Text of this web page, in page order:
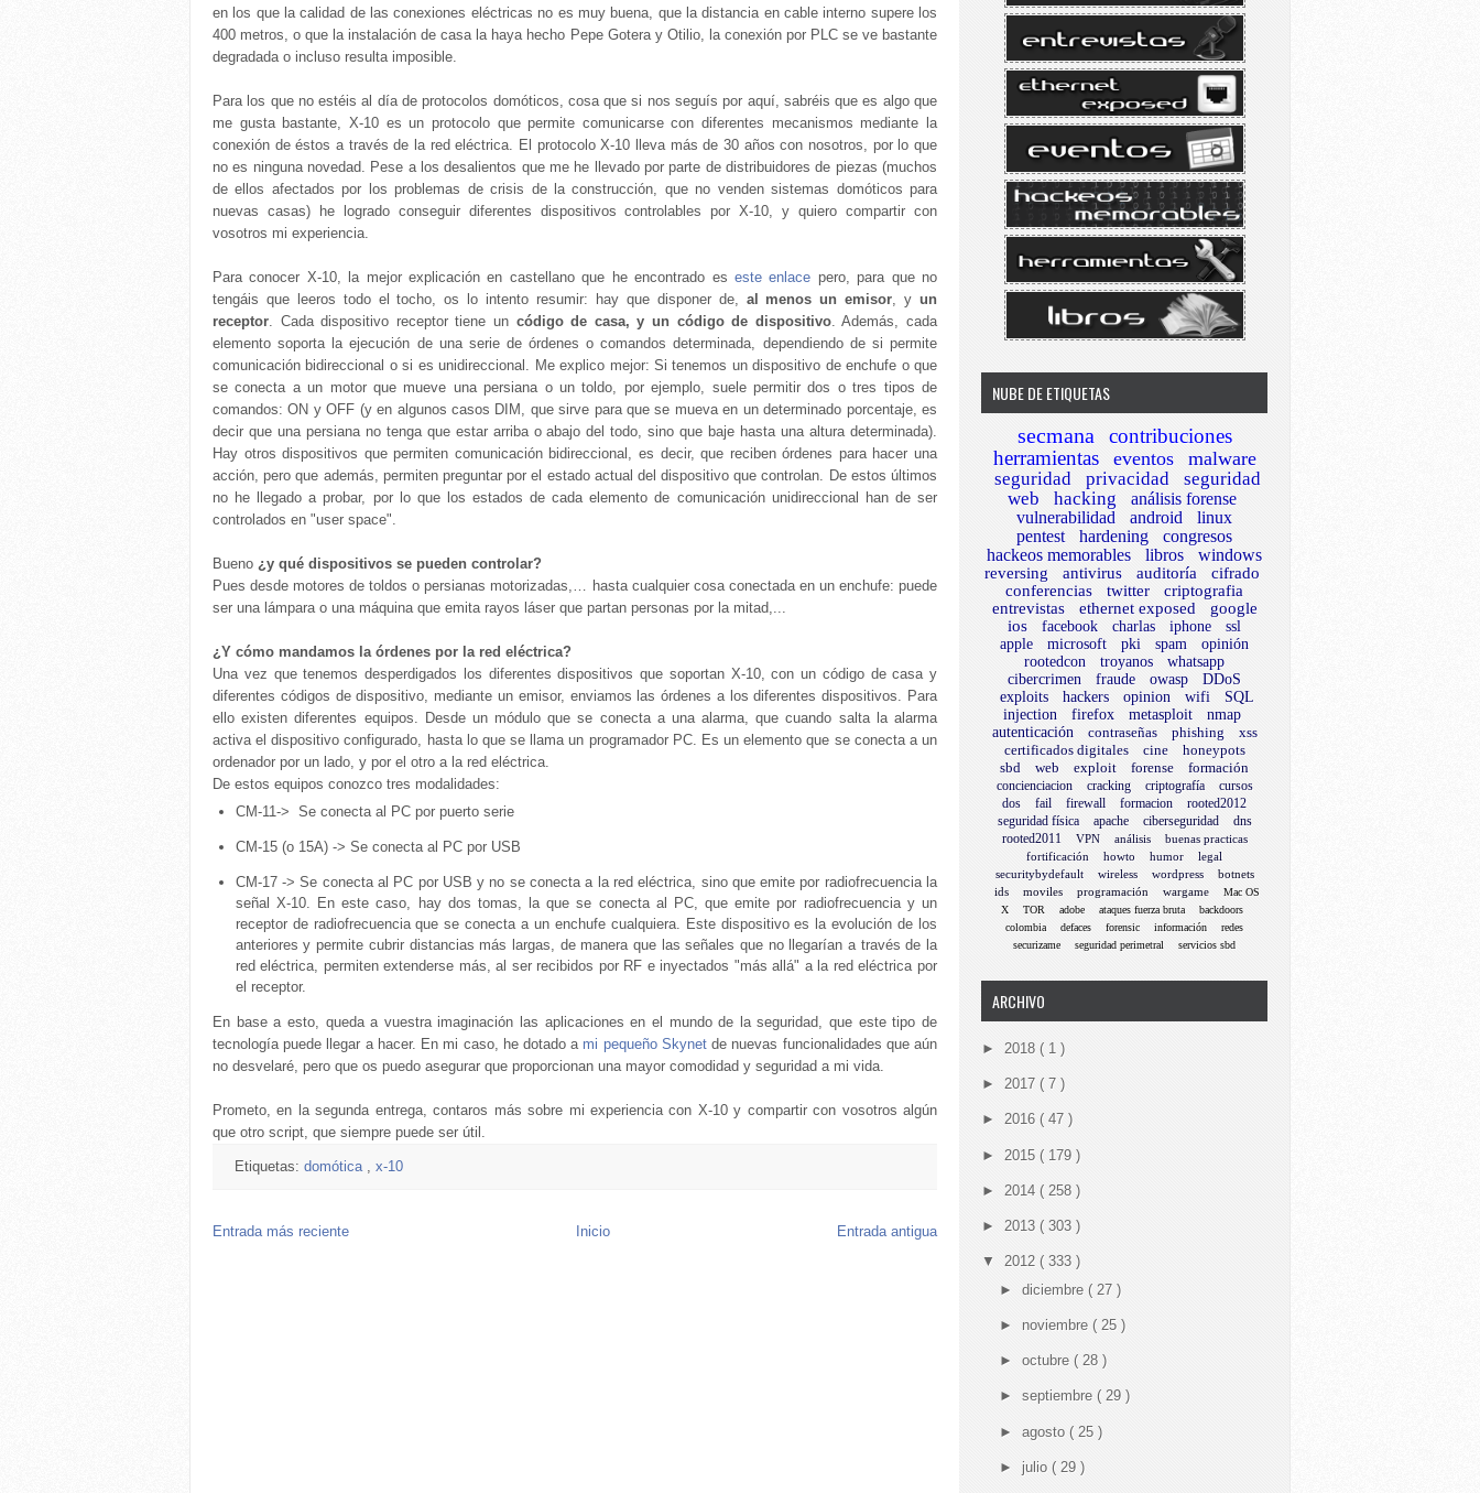
en los que la calidad de las conexiones eléctricas no es muy buena, que la distancia en cable interno supere los
400 metros, o que la instalación de casa la haya hecho Pepe Gotera y Otilio, la conexión por PLC se ve bastante
degradada o incluso resulta imposible.
Para los que no estéis al día de protocolos domóticos, cosa que si nos seguís por aquí, sabréis que es algo que
me gusta bastante, X-10 es un protocolo que permite comunicarse con diferentes mecanismos mediante la
conexión de éstos a través de la red eléctrica. El protocolo X-10 lleva más de 30 años con nosotros, por lo que
no es ninguna novedad. Pese a los desalientos que me he llevado por parte de distribuidores de piezas (muchos
de ellos afectados por los problemas de crisis de la construcción, que no venden sistemas domóticos para
nuevas casas) he logrado conseguir diferentes dispositivos controlables por X-10, y quiero compartir con
vosotros mi experiencia.
Para conocer X-10, la mejor explicación en castellano que he encontrado es este enlace pero, para que no
tengáis que leeros todo el tocho, os lo intento resumir: hay que disponer de, al menos un emisor, yun
receptor. Cada dispositivo receptor tiene un código de casa, y un código de dispositivo. Además, cada
elemento soporta la ejecución de una serie de órdenes o comandos determinada, dependiendo de si permite
comunicación bidireccional o si es unidireccional. Me explico mejor: Si tenemos un dispositivo de enchufe o que
se conecta a un motor que mueve una persiana o un toldo, por ejemplo, suele permitir dos o tres tipos de
comandos: ON y OFF (y en algunos casos DIM, que sirve para que se mueva en un determinado porcentaje, es
decir que una persiana no tenga que estar arriba o abajo del todo, sino que baje hasta una altura determinada).
Hay otros dispositivos que permiten comunicación bidireccional, es decir, que reciben órdenes para hacer una
acción, pero que además, permiten preguntar por el estado actual del dispositivo que controlan. De estos últimos
no he llegado a probar, por lo que los estados de cada elemento de comunicación unidireccional han de ser
controlados en "user space".
Bueno ¿y qué dispositivos se pueden controlar?
Pues desde motores de toldos o persianas motorizadas,… hasta cualquier cosa conectada en un enchufe: puede
ser una lámpara o una máquina que emita rayos láser que partan personas por la mitad,...
¿Y cómo mandamos la órdenes por la red eléctrica?
Una vez que tenemos desperdigados los diferentes dispositivos que soportan X-10, con un código de casa y
diferentes códigos de dispositivo, mediante un emisor, enviamos las órdenes a los diferentes dispositivos. Para
ello existen diferentes equipos. Desde un módulo que se conecta a una alarma, que cuando salta la alarma
activa el dispositivo configurado, hasta lo que se llama un programador PC. Es un elemento que se conecta a un
ordenador por un lado, y por el otro a la red eléctrica.
De estos equipos conozco tres modalidades:
CM-11-> Se conecta al PC por puerto serie
CM-15 (o 15A) -> Se conecta al PC por USB
CM-17 -> Se conecta al PC por USB y no se conecta a la red eléctrica, sino que emite por radiofrecuencia la
señal X-10. En este caso, hay dos tomas, la que se conecta al PC, que emite por radiofrecuencia y un
receptor de radiofrecuencia que se conecta a un enchufe cualquiera. Este dispositivo es la evolución de los
anteriores y permite cubrir distancias más largas, de manera que las señales que no llegarían a través de la
red eléctrica, permiten extenderse más, al ser recibidos por RF e inyectados "más allá" a la red eléctrica por
el receptor.
En base a esto, queda a vuestra imaginación las aplicaciones en el mundo de la seguridad, que este tipo de
tecnología puede llegar a hacer. En mi caso, he dotado a mi pequeño Skynetde nuevas funcionalidades que aún
no desvelaré, pero que os puedo asegurar que proporcionan una mayor comodidad y seguridad a mi vida.
Prometo, en la segunda entrega, contaros más sobre mi experiencia con X-10 y compartir con vosotros algún
que otro script, que siempre puede ser útil.
Etiquetas: domótica , x-10
Entrada más reciente Entrada antigua
Inicio
NUBE DE ETIQUETAS
secmana
contribuciones
herramientas
eventos malware
seguridad privacidad
seguridad
web
hacking
análisis forense
vulnerabilidad
android
linux
pentest
hardening
congresos
hackeos memorables
libros windows
reversing antivirus auditoría
cifrado
conferencias
twitter
criptografia
entrevistas
ethernet exposed
google
ios
facebook charlas iphone
ssl
apple
microsoft pki spam
opinión
rootedcon
troyanos
whatsapp
cibercrimen
fraude owasp
DDoS
exploits
hackers opinion wifi
SQL
injection
firefox metasploit
nmap
autenticación
contraseñas phishing
xss
certificados digitales
cine
honeypots
sbd
web exploit forense formación
concienciacion cracking criptografía
cursos
dos
fail firewall formacion
rooted2012
seguridad física
apache ciberseguridad
dns
rooted2011
VPN análisis
buenas practicas
fortificación
howto humor
legal
securitybydefault
wireless wordpress
botnets
ids
moviles programación wargame
Mac OS
X
TOR adobe ataques fuerza bruta
backdoors
colombia
defaces forensic información
redes
securizame
seguridad perimetral servicios sbd
ARCHIVO
► 2018 ( 1 )
► 2017 ( 7 )
► 2016 ( 47 )
► 2015 ( 179 )
► 2014 ( 258 )
► 2013 ( 303 )
▼ 2012 ( 333 )
► diciembre ( 27 )
► noviembre ( 25 )
► octubre ( 28 )
► septiembre ( 29 )
► agosto ( 25 )
► julio ( 29 )